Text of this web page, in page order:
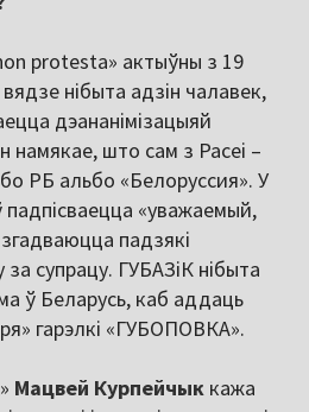
protesta» актыўны з 19
нібыта адзін чалавек,
дэананімізацыяй
намякае, што сам з Расеі –
РБ альбо «Белоруссия». У
«уважаемый,
падзякі
супрацу. ГУБАЗіК нібыта
ў Беларусь, каб аддаць
гарэлкі «ГУБОПОВКА».
Мацвей Курпейчык кажа